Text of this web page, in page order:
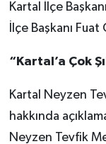
Kartal İlçe
İlçe Başkanı
“Kartal’a Çok
Kartal Neyzen
hakkında
Neyzen Tevfik